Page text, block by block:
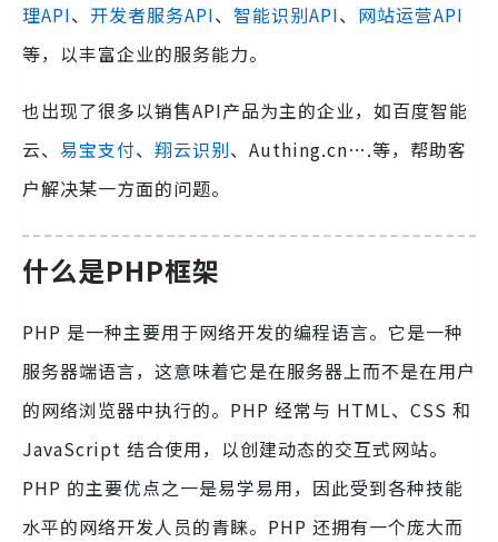
理API、 开发者服务API、 智能识别API、 网站运营API
等，以丰富企业的服务能力。
也出现了很多以销售API产品为主的企业，如百度智能
云、 易宝支付、 翔云识别、Authing.cn….等，帮助客
户解决某一方面的问题。
什么是PHP框架
PHP 是一种主要用于网络开发的编程语言。它是一种
服务器端语言，这意味着它是在服务器上而不是在用户
的网络浏览器中执行的。PHP 经常与 HTML、CSS 和
JavaScript 结合使用，以创建动态的交互式网站。
PHP 的主要优点之一是易学易用，因此受到各种技能
水平的网络开发人员的青睐。PHP 还拥有一个庞大而